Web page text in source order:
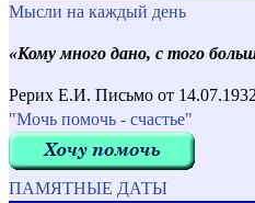
Мысли на каждый день
«Кому много дано, с того
Рерих Е.И. Письмо от 14.07.1932
"Мочь помочь - счастье"
ПАМЯТНЫЕ ДАТЫ